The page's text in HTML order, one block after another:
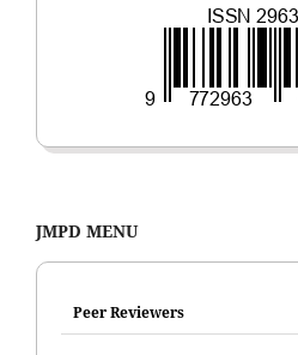
JMPD MENU
Peer Reviewers